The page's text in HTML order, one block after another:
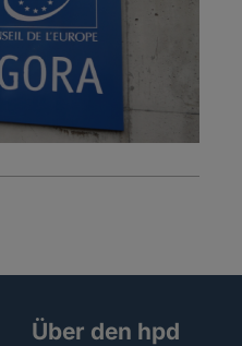
Über den hpd